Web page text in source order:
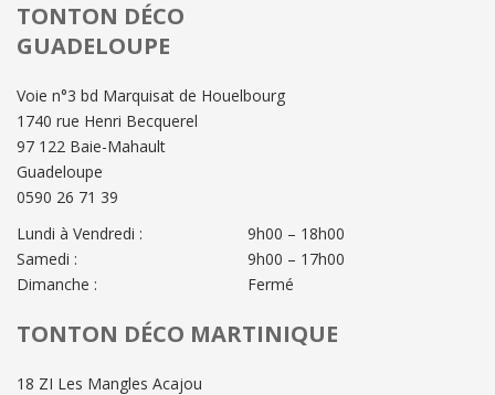
TONTON DÉCO
GUADELOUPE
Voie n°3 bd Marquisat de Houelbourg
1740 rue Henri Becquerel
97 122 Baie-Mahault
Guadeloupe
0590 26 71 39
Lundi à Vendredi :
Samedi :
Dimanche :
9h00 – 18h00
9h00 – 17h00
Fermé
TONTON DÉCO MARTINIQUE
18 ZI Les Mangles Acajou